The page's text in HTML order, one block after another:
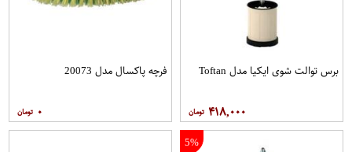
برس توالت شوی ایکیا مدل Toftan
۴۱۸,۰۰۰
فرچه پاکسال مدل 20073
۰
5%